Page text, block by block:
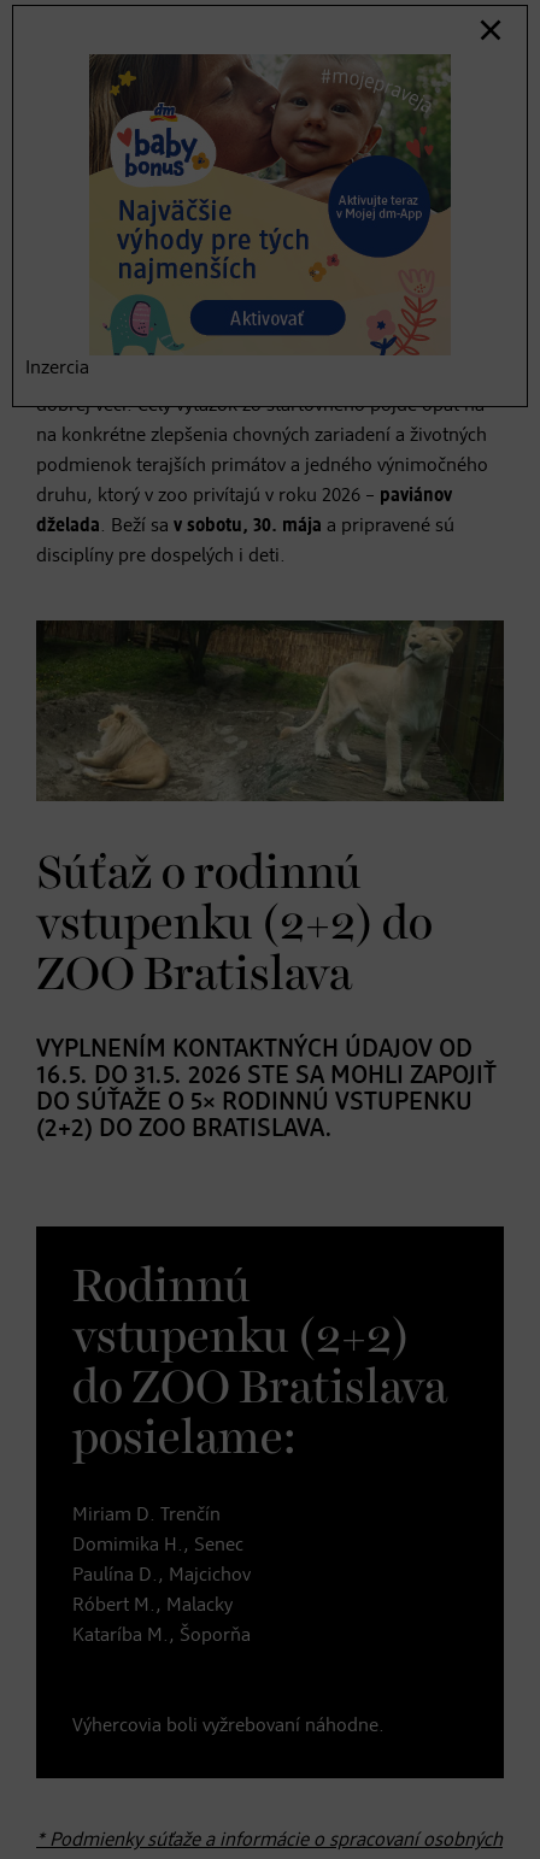
Príďte si užiť návštevu v ZOO Bratislava, spoznať všetky
nové prírastky a zažiť atmosféru, ktorú ponúka príroda v
kombinácii so vzácnymi zvieratami z celého sveta.
Príďte a zažite
dobrodružstvo pre
celú rodinu
Aj tento rok prebehne benefičný beh oRUNgutan
Zašportujete si, bežíte cez rôzne zákutia zoo pomôžete
dobrej veci. Celý výťažok zo štartovného pôjde opäť na
na konkrétne zlepšenia chovných zariadení a životných
podmienok terajších primátov a jedného výnimočného
druhu, ktorý v zoo privítajú v roku 2026 – paviánov
dželada. Beží sa v sobotu, 30. mája a pripravené sú
disciplíny pre dospelých i deti.
Súťaž o rodinnú
vstupenku (2+2) do
ZOO Bratislava
VYPLNENÍM KONTAKTNÝCH ÚDAJOV OD
16.5. DO 31.5. 2026 STE SA MOHLI ZAPOJIŤ
DO SÚŤAŽE O 5× RODINNÚ VSTUPENKU
(2+2) DO ZOO BRATISLAVA.
Rodinnú
vstupenku (2+2)
do ZOO Bratislava
posielame:
Miriam D. Trenčín
Domimika H., Senec
Paulína D., Majcichov
Róbert M., Malacky
Kataríba M., Šoporňa
Výhercovia boli vyžrebovaní náhodne.
* Podmienky súťaže a informácie o spracovaní osobných
Inzercia